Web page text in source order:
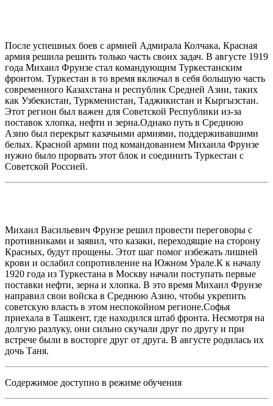
После успешных боев с армией Адмирала Колчака, Красная
армия решила решить только часть своих задач. В августе 1919
года Михаил Фрунзе стал командующим Туркестанским
фронтом. Туркестан в то время включал в себя большую часть
современного Казахстана и республик Средней Азии, таких
как Узбекистан, Туркменистан, Таджикистан и Кыргызстан.
Этот регион был важен для Советской Республики из-за
поставок хлопка, нефти и зерна.Однако путь в Среднюю
Азию был перекрыт казачьими армиями, поддерживавшими
белых. Красной армии под командованием Михаила Фрунзе
нужно было прорвать этот блок и соединить Туркестан с
Советской Россией.
Михаил Васильевич Фрунзе решил провести переговоры с
противниками и заявил, что казаки, переходящие на сторону
Красных, будут прощены. Этот шаг помог избежать лишней
крови и ослабил сопротивление на Южном Урале.К к началу
1920 года из Туркестана в Москву начали поступать первые
поставки нефти, зерна и хлопка. В это время Михаил Фрунзе
направил свои войска в Среднюю Азию, чтобы укрепить
советскую власть в этом неспокойном регионе.Софья
приехала в Ташкент, где находился штаб фронта. Несмотря на
долгую разлуку, они сильно скучали друг по другу и при
встрече были в восторге друг от друга. В августе родилась их
дочь Таня.
Содержимое доступно в режиме обучения